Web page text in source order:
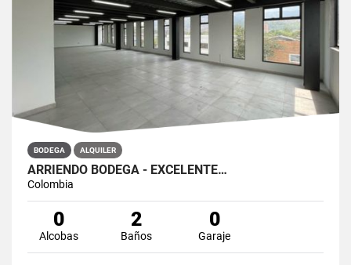
BODEGA ALQUILER
ARRIENDO BODEGA - EXCELENTE…
Colombia
0
Alcobas
2
Baños
0
Garaje